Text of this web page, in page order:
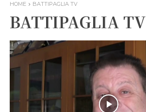
HOME BATTIPAGLIA TV
BATTIPAGLIA TV